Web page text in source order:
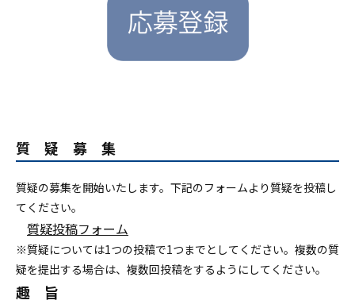
質 疑 募 集
質疑の募集を開始いたします。下記のフォームより質疑を投稿し
てください。
質疑投稿フォーム
※質疑については1つの投稿で1つまでとしてください。複数の質
疑を提出する場合は、複数回投稿をするようにしてください。
趣 旨